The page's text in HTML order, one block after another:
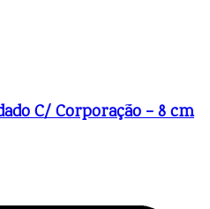
C/ Corporação – 8 cm